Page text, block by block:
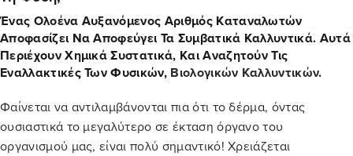
Ένας Ολοένα Αυξανόμενος Αριθμός Καταναλωτών
Αποφασίζει Να Αποφεύγει Τα Συμβατικά Καλλυντικά. Αυτά
Περιέχουν Χημικά Συστατικά, Και Αναζητούν Τις
Εναλλακτικές Των Φυσικών, Βιολογικών Καλλυντικών.
Φαίνεται να αντιλαμβάνονται πια ότι το δέρμα, όντας
ουσιαστικά το μεγαλύτερο σε έκταση όργανο του
οργανισμού μας, είναι πολύ σημαντικό! Χρειάζεται